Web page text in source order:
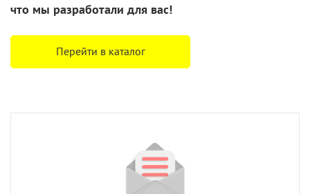
что мы разработали для вас!
Перейти в каталог